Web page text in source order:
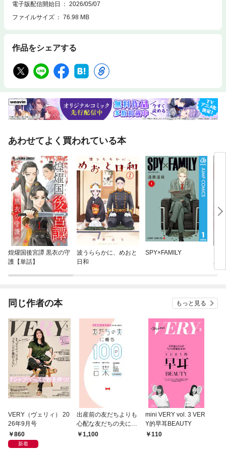
電子版配信開始日
2026/05/07
ファイルサイズ
76.98 MB
作品をシェアする
あわせてよく買われている本
煌燿国後宮譚 黒衣の守
護【単話】
波うららかに、めおと
日和
SPY×FAMILY
同棲
同じ作者の本 もっと見る
VERY（ヴェリィ） 20
26年9月号
860
新着
出産前の友だちよりも
心配な友だちの夫に贈
る100の言葉
1,100
mini VERY vol. 3 VER
Y的早耳BEAUTY
110